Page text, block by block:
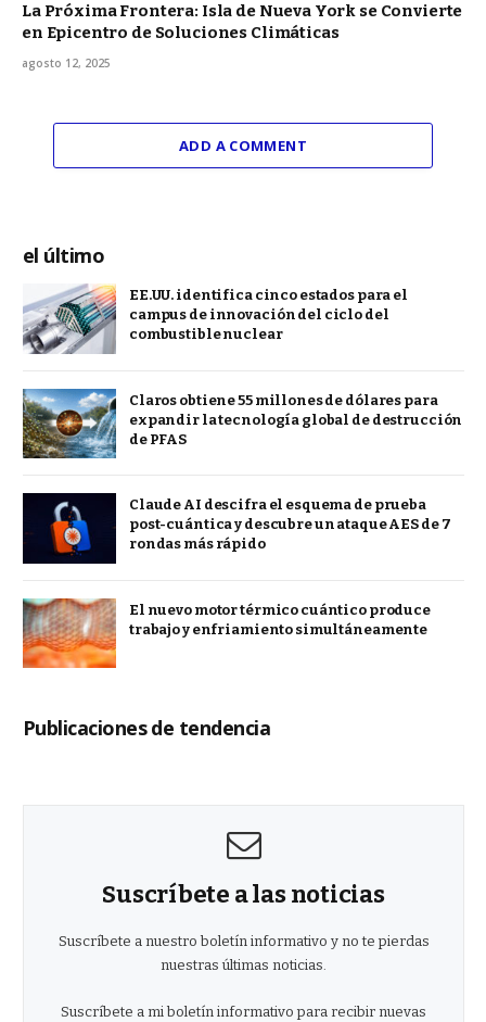
La Próxima Frontera: Isla de Nueva York se Convierte
en Epicentro de Soluciones Climáticas
agosto 12, 2025
ADD A COMMENT
el último
EE.UU. identifica cinco estados para el
campus de innovación del ciclo del
combustible nuclear
Claros obtiene 55 millones de dólares para
expandir la tecnología global de destrucción
de PFAS
Claude AI descifra el esquema de prueba
post-cuántica y descubre un ataque AES de 7
rondas más rápido
El nuevo motor térmico cuántico produce
trabajo y enfriamiento simultáneamente
Publicaciones de tendencia
Suscríbete a las noticias
Suscríbete a nuestro boletín informativo y no te pierdas
nuestras últimas noticias.
Suscríbete a mi boletín informativo para recibir nuevas